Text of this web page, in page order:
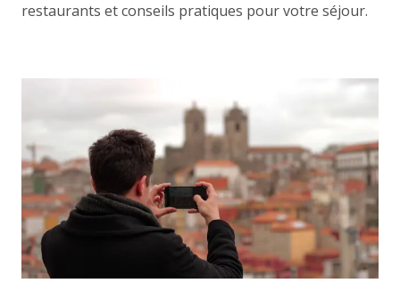
restaurants et conseils pratiques pour votre séjour.